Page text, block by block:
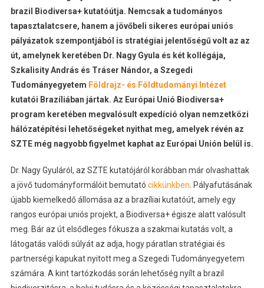
brazil Biodiversa+ kutatóútja. Nemcsak a tudományos
tapasztalatcsere, hanem a jövőbeli sikeres európai uniós
pályázatok szempontjából is stratégiai jelentőségű volt az az
út, amelynek keretében Dr. Nagy Gyula és két kollégája,
Szkalisity András és Tráser Nándor, a Szegedi
Tudományegyetem Földrajz- és Földtudományi Intézet
kutatói Brazíliában jártak. Az Európai Unió Biodiversa+
program keretében megvalósult expedíció olyan nemzetközi
hálózatépítési lehetőségeket nyithat meg, amelyek révén az
SZTE még nagyobb figyelmet kaphat az Európai Unión belül is.
Dr. Nagy Gyuláról, az SZTE kutatójáról korábban már olvashattak
a jövő tudományformálóit bemutató cikkünkben. Pályafutásának
újabb kiemelkedő állomása az a brazíliai kutatóút, amely egy
rangos európai uniós projekt, a Biodiversa+ égisze alatt valósult
meg. Bár az út elsődleges fókusza a szakmai kutatás volt, a
látogatás valódi súlyát az adja, hogy páratlan stratégiai és
partnerségi kapukat nyitott meg a Szegedi Tudományegyetem
számára. A kint tartózkodás során lehetőség nyílt a brazil